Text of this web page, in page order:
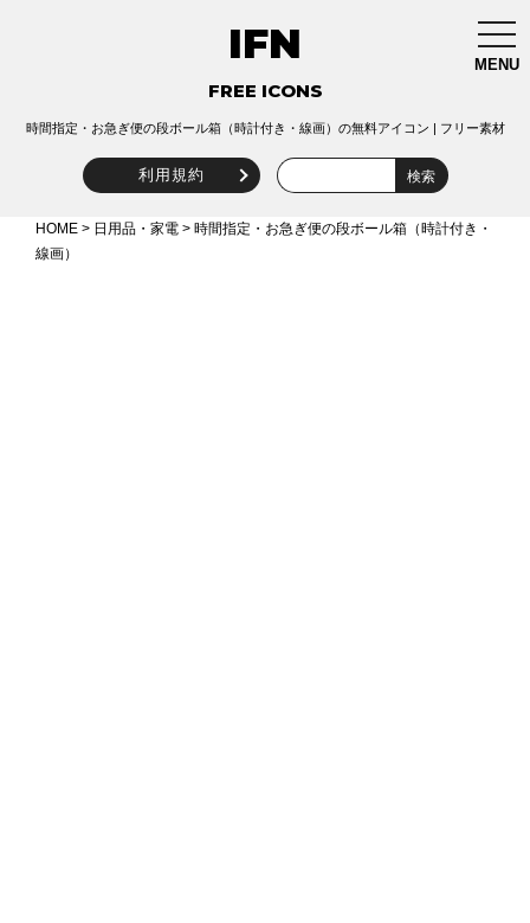
MENU
IFN
FREE ICONS
時間指定・お急ぎ便の段ボール箱（時計付き・線画）の無料アイコン | フリー素材
利用規約
HOME > 日用品・家電 > 時間指定・お急ぎ便の段ボール箱（時計付き・
線画）